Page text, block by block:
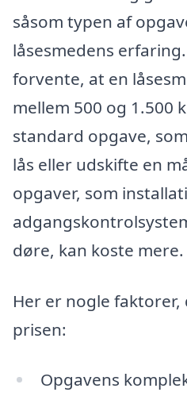
såsom typen af
låsesmedens
forvente, at en
mellem 500 og 1.500
standard opgave,
lås eller udskifte en
opgaver, som
døre, kan koste mere.
Her er nogle faktorer,
prisen:
Opgavens